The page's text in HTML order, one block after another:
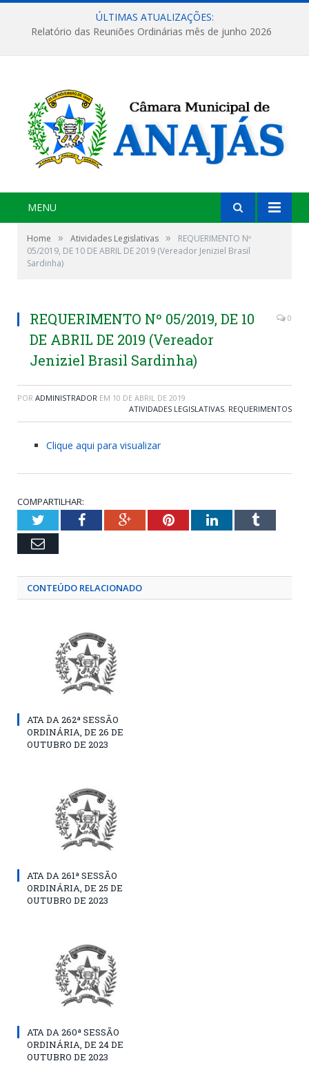
ÚLTIMAS ATUALIZAÇÕES:
Relatório das Reuniões Ordinárias mês de junho 2026
MENU
Home » Atividades Legislativas »
REQUERIMENTO Nº
05/2019, DE 10 DE ABRIL DE 2019 (Vereador Jeniziel Brasil
Sardinha)
REQUERIMENTO Nº 05/2019, DE 10
DE ABRIL DE 2019 (Vereador
Jeniziel Brasil Sardinha)
0
POR ADMINISTRADOR EM 10 DE ABRIL DE 2019
ATIVIDADES LEGISLATIVAS, REQUERIMENTOS
Clique aqui para visualizar
COMPARTILHAR:
TwitterFacebookGoogle+PinterestLinkedInTumblr
Email
CONTEÚDO RELACIONADO
ATA DA 262ª SESSÃO
ORDINÁRIA, DE 26 DE
OUTUBRO DE 2023
ATA DA 261ª SESSÃO
ORDINÁRIA, DE 25 DE
OUTUBRO DE 2023
ATA DA 260ª SESSÃO
ORDINÁRIA, DE 24 DE
OUTUBRO DE 2023